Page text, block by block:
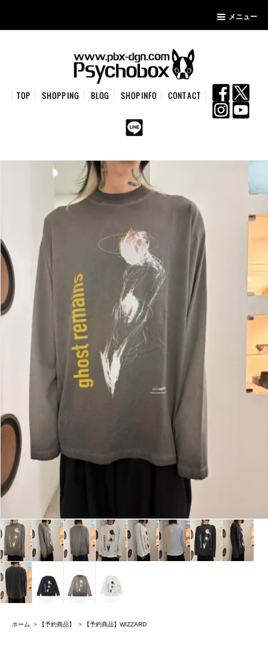
メニュー
TOP SHOPPING BLOG SHOPINFO CONTACT
ホーム > 【予約商品】 > 【予約商品】WIZZARD